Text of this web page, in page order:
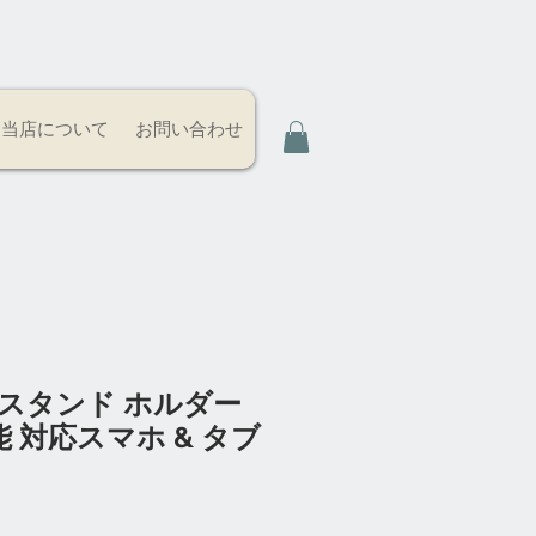
当店について お問い合わせ
タンド ホルダー
対応スマホ & タブ